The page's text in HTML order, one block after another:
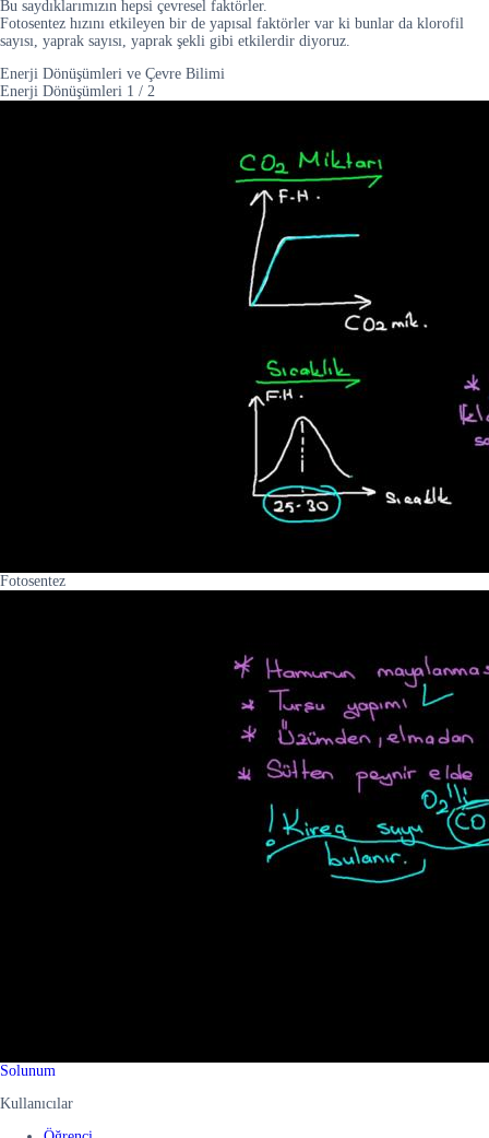
Bu saydıklarımızın hepsi çevresel faktörler.
Fotosentez hızını etkileyen bir de yapısal faktörler var ki bunlar da klorofil
sayısı, yaprak sayısı, yaprak şekli gibi etkilerdir diyoruz.
Enerji Dönüşümleri ve Çevre Bilimi
Enerji Dönüşümleri 1 / 2
Fotosentez
Solunum
Kullanıcılar